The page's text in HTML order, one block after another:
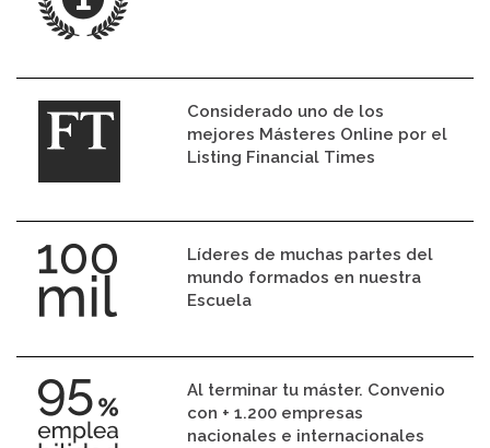
Considerado uno de los
mejores Másteres Online por el
Listing Financial Times
Líderes de muchas partes del
mundo formados en nuestra
Escuela
Al terminar tu máster. Convenio
con + 1.200 empresas
nacionales e internacionales